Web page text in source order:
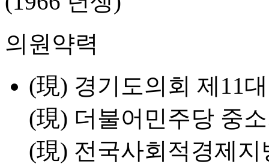
의원약력
(現) 경기도의회 제11
(現) 더불어민주당 중
(現) 전국사회적경제